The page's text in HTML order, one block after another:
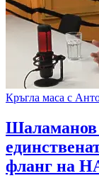
Кръгла маса с
Шаламанов
фланг на